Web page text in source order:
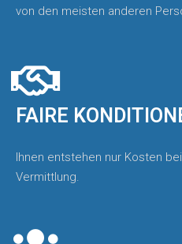
von den meisten anderen
FAIRE
Ihnen entstehen nur Kosten
Vermittlung.